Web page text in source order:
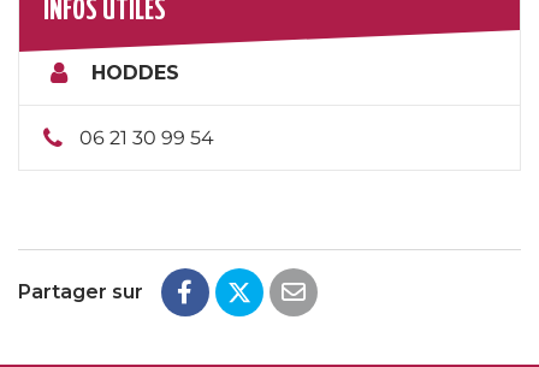
INFOS UTILES
HODDES
06 21 30 99 54
Partager sur